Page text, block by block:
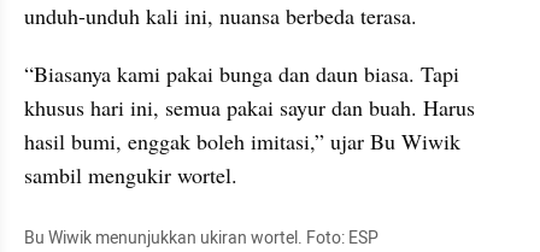
unduh-unduh kali ini, nuansa berbeda terasa.
“Biasanya kami pakai bunga dan daun biasa. Tapi
khusus hari ini, semua pakai sayur dan buah. Harus
hasil bumi, enggak boleh imitasi,” ujar Bu Wiwik
sambil mengukir wortel.
Bu Wiwik menunjukkan ukiran wortel. Foto: ESP